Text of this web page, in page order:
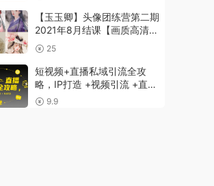
【玉玉卿】头像团练营第二期
2021年8月结课【画质高清有
笔刷】
25
短视频+直播私域引流全攻
略，IP打造 +视频引流 +直播
引流 +私域沉淀
9.9